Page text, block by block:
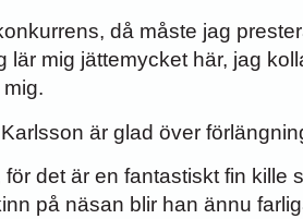
då måste jag
lär mig jättemycket här, jag
är glad över
det är en fantastiskt fin kille
på näsan blir han ännu